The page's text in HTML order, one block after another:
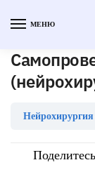
МЕНЮ